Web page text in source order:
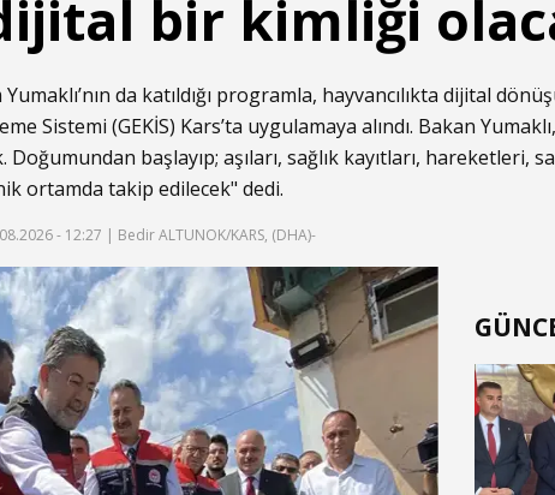
bir kimliği
da katıldığı programla, hayvancılıkta dijital
Sistemi (GEKİS) Kars’ta uygulamaya alındı. Bakan
başlayıp; aşıları, sağlık kayıtları, hareketleri,
ortamda takip edilecek" dedi.
- 12:27 | Bedir ALTUNOK/KARS, (DHA)-